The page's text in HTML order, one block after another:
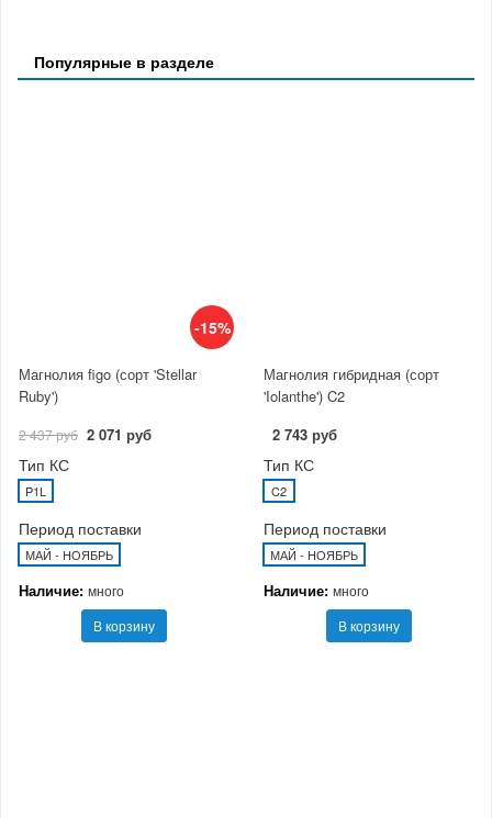
Популярные в разделе
-15%
Магнолия figo (сорт 'Stellar
Ruby')
2 437 руб 2 071 руб
Тип КС
P1L
Период поставки
МАЙ - НОЯБРЬ
Наличие: много
В корзину
Магнолия гибридная (сорт
'Iolanthe') C2
2 743 руб
Тип КС
C2
Период поставки
МАЙ - НОЯБРЬ
Наличие: много
В корзину